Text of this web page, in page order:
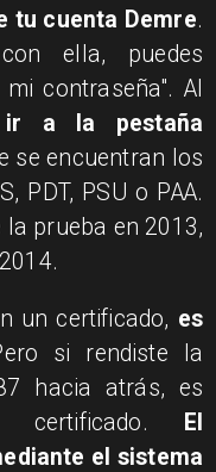
tu cuenta Demre.
ella, puedes
contraseña". Al
ir a la pestaña
se encuentran los
PDT, PSU o PAA.
prueba en 2013,
un certificado, es
si rendiste la
hacia atrás, es
certificado.
El
el sistema